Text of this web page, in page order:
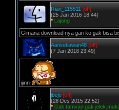
Rian_115511 [off]
(25 Jan 2016 18:44)
* Lajang
Gimana download nya gan ko gak bisa
Aansetiawan48 [off]
(7 Jan 2016 23:49)
ijinn
jbejo [off]
(28 Des 2015 22:52)
* Gak tamvan.gak